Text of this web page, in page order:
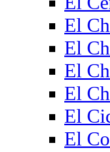
El
El
El
El
El
El